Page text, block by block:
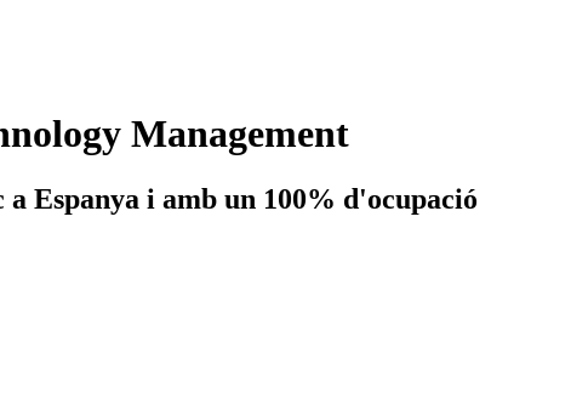
Management
Espanya i amb un 100% d'ocupació